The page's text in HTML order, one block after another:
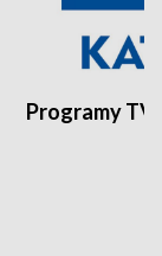
Programy